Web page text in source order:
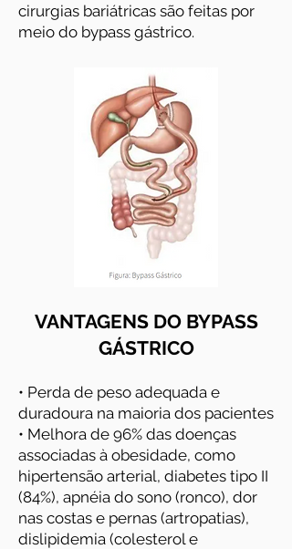
cirurgias bariátricas são feitas por
meio do bypass gástrico.
VANTAGENS DO BYPASS
GÁSTRICO
• Perda de peso adequada e
duradoura na maioria dos pacientes
• Melhora de 96% das doenças
associadas à obesidade, como
hipertensão arterial, diabetes tipo II
(84%), apnéia do sono (ronco), dor
nas costas e pernas (artropatias),
dislipidemia (colesterol e